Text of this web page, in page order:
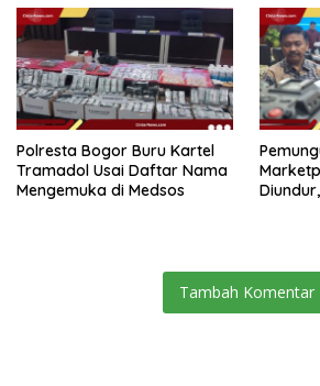
Polresta Bogor Buru Kartel
Tramadol Usai Daftar Nama
Mengemuka di Medsos
Tambah Komentar